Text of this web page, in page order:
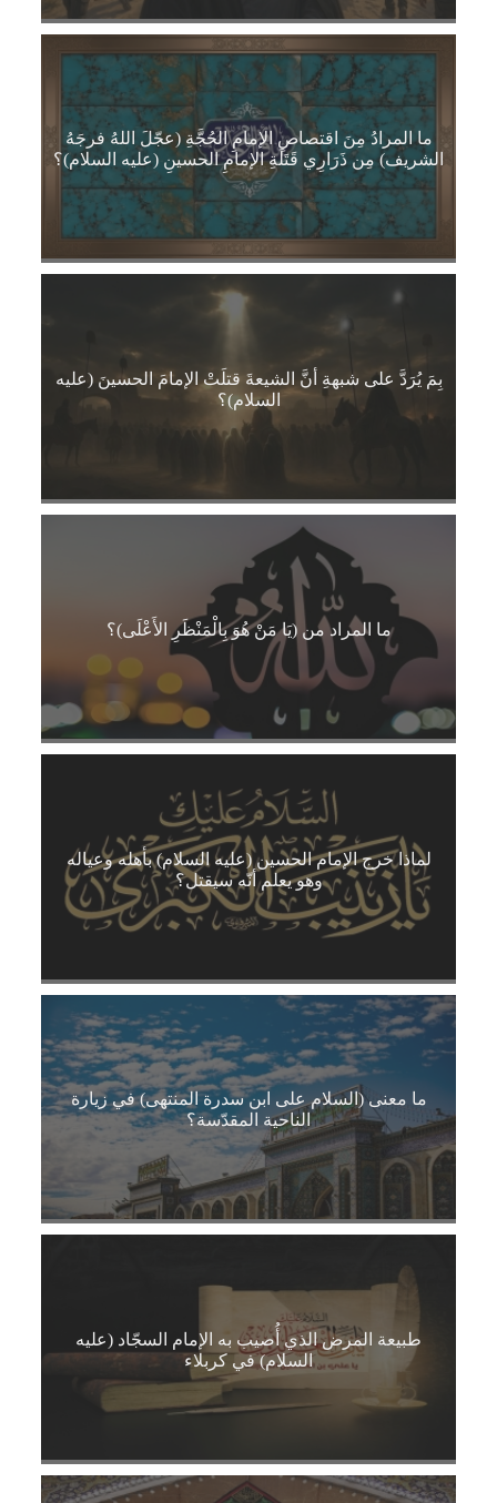
ما المرادُ مِنَ اقتصاصِ الإمامِ الحُجَّةِ (عجّلَ اللهُ فرجَهُ
الشريف) مِن ذَرَارِي قَتَلَةِ الإمامِ الحسينِ (عليه السلام)؟
بِمَ يُرَدَّ على شبهةِ أنَّ الشيعةَ قتلَتْ الإمامَ الحسينَ (عليه
السلام)؟
ما المراد من (يَا مَنْ هُوَ بِالْمَنْظَرِ الأَعْلَى)؟
لماذا خرج الإمام الحسين (عليه السلام) بأهله وعياله
وهو يعلم أنّه سيقتل؟
ما معنى (السلام على ابن سدرة المنتهى) في زيارة
الناحية المقدّسة؟
طبيعة المرض الذي أُصيب به الإمام السجّاد (عليه
السلام) في كربلاء